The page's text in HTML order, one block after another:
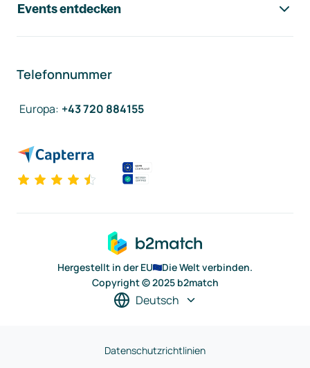
Events entdecken
Telefonnummer
Europa: +43 720 884155
Hergestellt in der EU
Die Welt verbinden.
Copyright © 2025 b2match
Deutsch
Datenschutzrichtlinien